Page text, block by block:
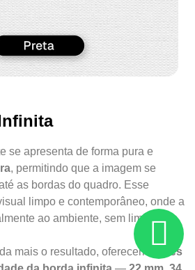
se apresenta de forma pura e
, permitindo que a imagem se
as bordas do quadro. Esse
limpo e contemporâneo, onde a
ao ambiente, sem limites
mais o resultado, oferecemos
três